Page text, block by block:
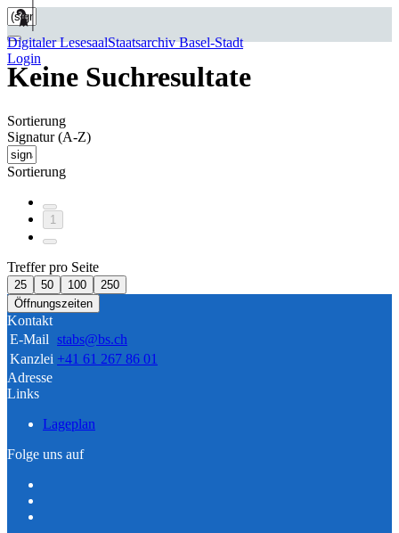
Digitaler LesesaalStaatsarchiv Basel-Stadt
Login
Keine Suchresultate
Sortierung
Signatur (A-Z)
Sortierung
1
Treffer pro Seite
25 50 100
250
Öffnungszeiten
Kontakt
E-Mail stabs@bs.ch
Kanzlei +41 61 267 86 01
Adresse
Links
Lageplan
Folge uns auf